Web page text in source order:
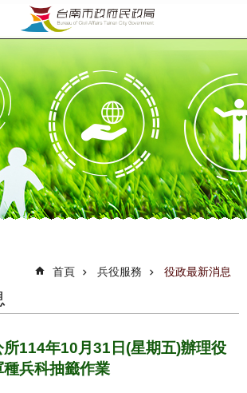
首頁 兵役服務 役政最新消息
114年10月31日(星期五)辦理役
兵科抽籤作業